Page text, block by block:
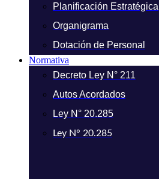
Planificación Estratégica
Organigrama
Dotación de Personal
Normativa
Decreto Ley N° 211
Autos Acordados
Ley N° 20.285
Ley N° 20.285